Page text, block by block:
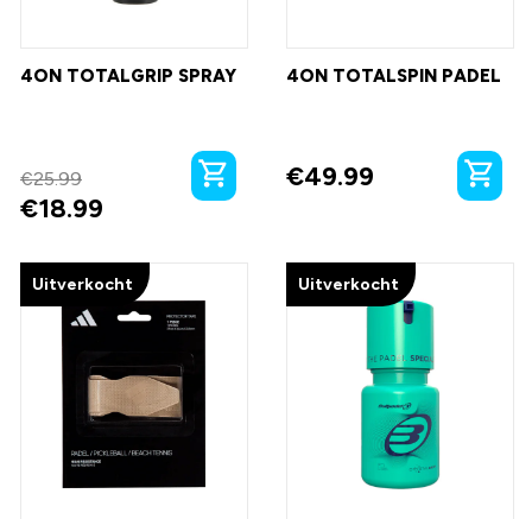
4ON TOTALGRIP SPRAY
€25.99
€18.99
4ON TOTALSPIN PADEL
€49.99
Uitverkocht Uitverkocht